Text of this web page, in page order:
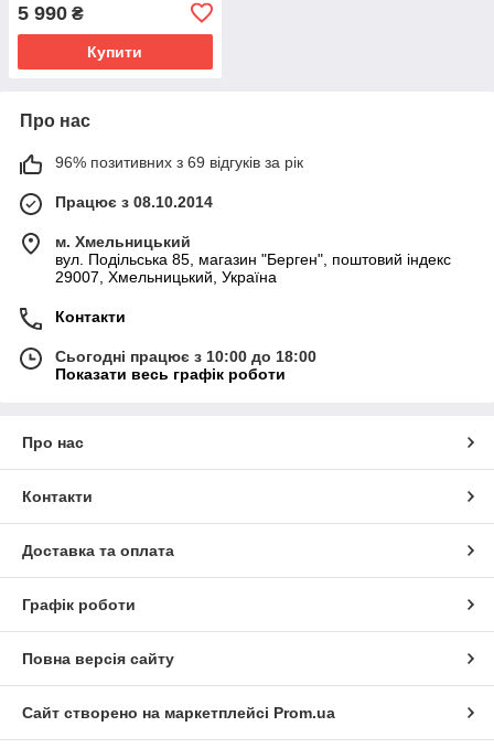
5 990 ₴
Купити
Про нас
96% позитивних з 69 відгуків за рік
Працює з 08.10.2014
м. Хмельницький
вул. Подільська 85, магазин "Берген", поштовий індекс
29007, Хмельницький, Україна
Контакти
Сьогодні працює з 10:00 до 18:00
Показати весь графік роботи
Про нас
Контакти
Доставка та оплата
Графік роботи
Повна версія сайту
Сайт створено на маркетплейсі Prom.ua